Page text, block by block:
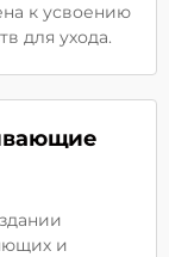
к усвоению
для ухода.
и